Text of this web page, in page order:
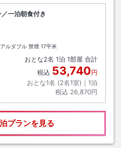
一泊朝食付き
ルダブル 禁煙 17平米
おとな2名 1泊 1部屋 合計
税込 53,740円
おとな1名 (2名1室)｜ 1泊
税込 26,870円
プランを見る